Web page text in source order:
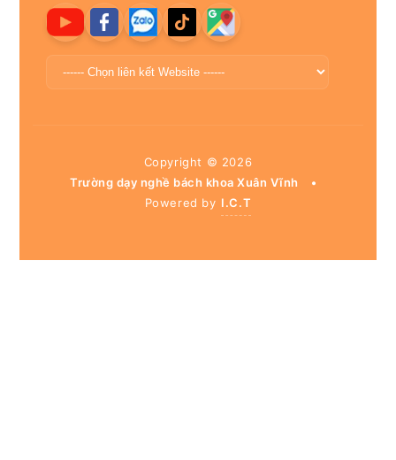
Copyright © 2026
Trường dạy nghề bách khoa Xuân Vĩnh
•
Powered by I.C.T